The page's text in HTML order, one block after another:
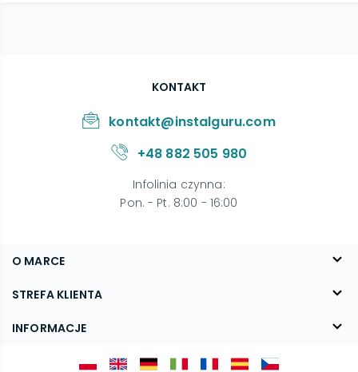
O MARCE
O nas
Blog
STREFA KLIENTA
FAQ
INFORMACJE
KONTAKT
kontakt@instalguru.com
+48 882 505 980
Infolinia czynna:
Pon. - Pt. 8:00 - 16:00